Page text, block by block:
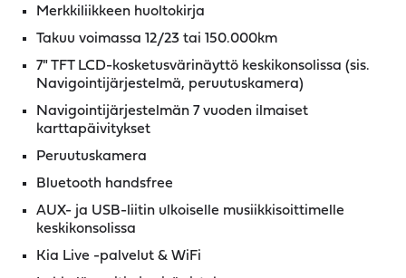
Merkkiliikkeen huoltokirja
Takuu voimassa 12/23 tai 150.000km
7" TFT LCD-kosketusvärinäyttö keskikonsolissa (sis.
Navigointijärjestelmä, peruutuskamera)
Navigointijärjestelmän 7 vuoden ilmaiset
karttapäivitykset
Peruutuskamera
Bluetooth handsfree
AUX- ja USB-liitin ulkoiselle musiikkisoittimelle
keskikonsolissa
Kia Live -palvelut & WiFi